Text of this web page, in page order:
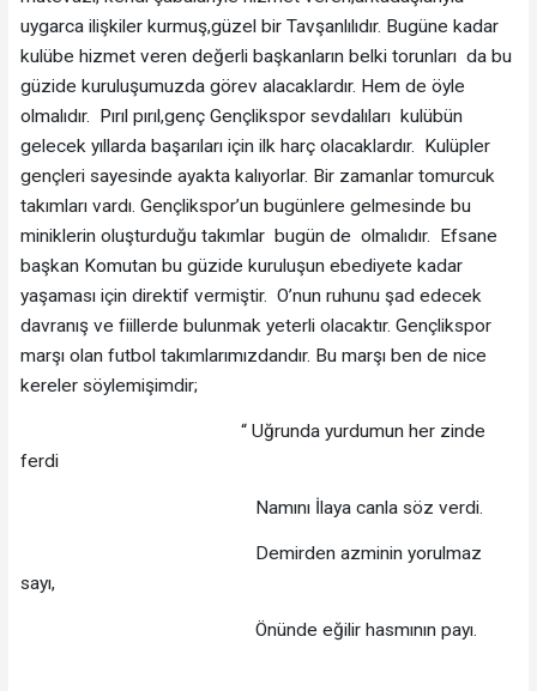
uygarca ilişkiler kurmuş,güzel bir Tavşanlılıdır. Bugüne kadar
kulübe hizmet veren değerli başkanların belki torunları da bu
güzide kuruluşumuzda görev alacaklardır. Hem de öyle
olmalıdır. Pırıl pırıl,genç Gençlikspor sevdalıları kulübün
gelecek yıllarda başarıları için ilk harç olacaklardır. Kulüpler
gençleri sayesinde ayakta kalıyorlar. Bir zamanlar tomurcuk
takımları vardı. Gençlikspor’un bugünlere gelmesinde bu
miniklerin oluşturduğu takımlar bugün de olmalıdır. Efsane
başkan Komutan bu güzide kuruluşun ebediyete kadar
yaşaması için direktif vermiştir. O’nun ruhunu şad edecek
davranış ve fiillerde bulunmak yeterli olacaktır. Gençlikspor
marşı olan futbol takımlarımızdandır. Bu marşı ben de nice
kereler söylemişimdir;
“ Uğrunda yurdumun her zinde
ferdi
Namını İlaya canla söz verdi.
Demirden azminin yorulmaz
sayı,
Önünde eğilir hasmının payı.